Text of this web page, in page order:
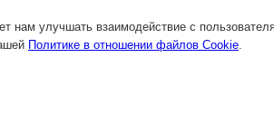
нам улучшать взаимодействие с
Политике в отношении файлов Cookie.